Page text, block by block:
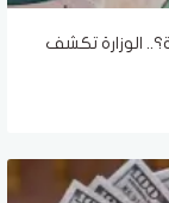
الوزارة تكشف